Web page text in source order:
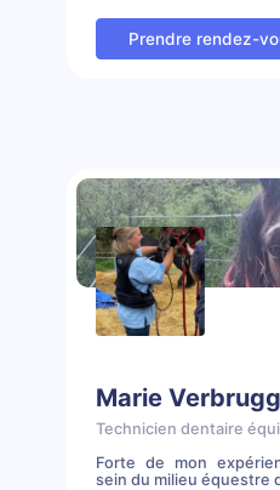
Prendre rendez-
Marie
Technicien dentaire
Forte de mon
sein du milieu équestre